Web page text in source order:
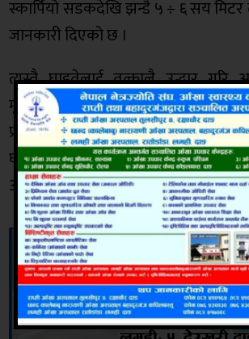
स्कार्पियो सडकदेखि झन्डै ५ ÷ ६ सय
जानकारी दिएको छ ।
त्यस्तै घाइतेलाई तत्कालै उद्धार गरि
मृतकको शव अझैं घटनास्थलमै रहेको र
प्रयास भइरहेको डिएसपी रिजालले
घाइते बोल्न सक्ने अवस्थामा नरहेको
अझैं थाहाँ हुन नसकेको प्रहरीले जनाएको